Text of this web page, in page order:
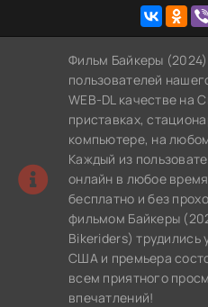
Фильм Байкеры
пользователей
WEB-DL качестве на
приставках,
компьютере, на
Каждый из
онлайн в любое
бесплатно и без
фильмом Байкеры
Bikeriders) трудились
США и премьера
всем приятного
впечатлений!